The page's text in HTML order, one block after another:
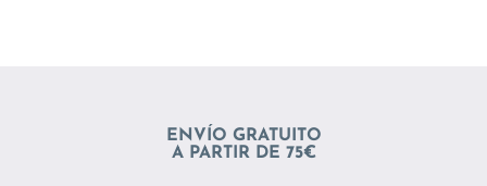
ENVÍO GRATUITO
A PARTIR DE 75€